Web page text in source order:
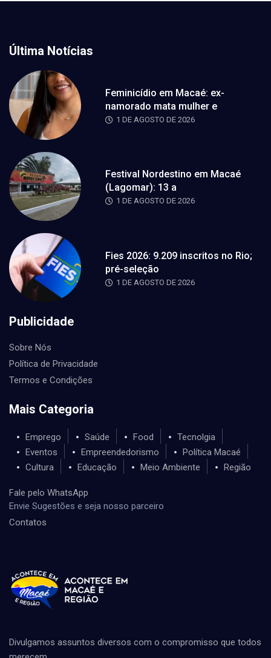
Última Notícias
Feminicídio em Macaé: ex-
namorado mata mulher e
1 DE AGOSTO DE 2026
Festival Nordestino em Macaé
(Lagomar): 13 a
1 DE AGOSTO DE 2026
Fies 2026: 9.209 inscritos no Rio;
pré-seleção
1 DE AGOSTO DE 2026
Publicidade
Sobre Nós
Política de Privacidade
Termos e Condições
Mais Categoria
Emprego Saúde Food
Tecnolgia
Eventos
Empreendedorismo
Política Macaé
Cultura
Educação Meio Ambiente Região
Fale pelo WhatsApp
Envie Sugestões e seja nosso parceiro
Contatos
Divulgamos assuntos diversos com o compromisso que todos